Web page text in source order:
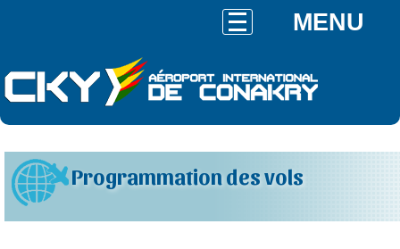
MENU
Programmation des vols